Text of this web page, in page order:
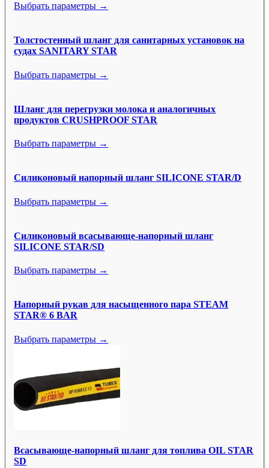
Выбрать параметры →
Толстостенный шланг для санитарных установок на
судах SANITARY STAR
Выбрать параметры →
Шланг для перегрузки молока и аналогичных
продуктов CRUSHPROOF STAR
Выбрать параметры →
Силиконовый напорный шланг SILICONE STAR/D
Выбрать параметры →
Силиконовый всасывающе-напорный шланг
SILICONE STAR/SD
Выбрать параметры →
Напорный рукав для насыщенного пара STEAM
STAR® 6 BAR
Выбрать параметры →
Всасывающе-напорный шланг для топлива OIL STAR
SD